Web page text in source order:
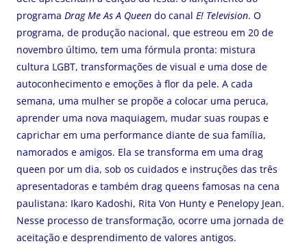
programa Drag Me As A Queen do canal E! Television. O
programa, de produção nacional, que estreou em 20 de
novembro último, tem uma fórmula pronta: mistura
cultura LGBT, transformações de visual e uma dose de
autoconhecimento e emoções à flor da pele. A cada
semana, uma mulher se propõe a colocar uma peruca,
aprender uma nova maquiagem, mudar suas roupas e
caprichar em uma performance diante de sua família,
namorados e amigos. Ela se transforma em uma drag
queen por um dia, sob os cuidados e instruções das três
apresentadoras e também drag queens famosas na cena
paulistana: Ikaro Kadoshi, Rita Von Hunty e Penelopy Jean.
Nesse processo de transformação, ocorre uma jornada de
aceitação e desprendimento de valores antigos.